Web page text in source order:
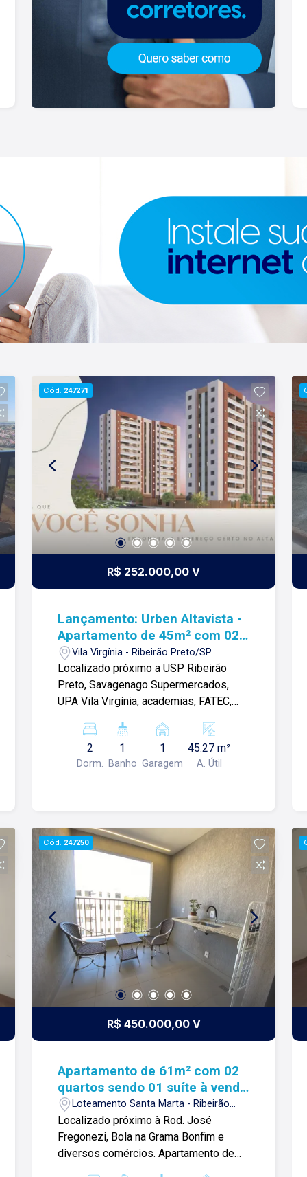
imóvel, nós somos a imobiliária certa,
porque para a Lago o que vale é o
relacionamento, portanto, venha tomar
um café conosco em uma de nossas
três lojas: Lago Vendas - Av.
Presidente Vargas, 407, Lago Locação
- Rua Barão do Amazonas, 1700 e Lago
Cód. 247271
R$ 252.000,00 V
Lançamento: Urben Altavista -
Apartamento de 45m² com 02
quartos e varanda à venda -
Vila Virgínia
Vila Virgínia - Ribeirão Preto/SP
Localizado próximo a USP Ribeirão
Preto, Savagenago Supermercados,
UPA Vila Virgínia, academias, FATEC,
Apartamento de 45m² com: -02 quartos;
-01 banheiro social; -Espaços
integrados; -Varanda com lavanderia
Piscina com deck molhado; -Academia;
-Churrasqueira com pergolado; -
Brinquedoteca; -Playground; -Mini
mercado; -Coworking -Espaço Delivery
-Bicicletário -Espaço Pet -Salão de
festas -Quadra recreativa Obs.: Os
valores de condomínio e IPTU são
ilustrativos. Para mais informações e
agendar visita, entre em contato.
2
Dorm.
1
Banho
1
Garagem
45.27 m²
A. Útil
Cód. 247250
R$ 450.000,00 V
Apartamento de 61m² com 02
quartos sendo 01 suíte à venda
-Terras de Santa Martha
Loteamento Santa Marta - Ribeirão
Preto/SP
Localizado próximo à Rod. José
Fregonezi, Bola na Grama Bonfim e
diversos comércios. Apartamento de